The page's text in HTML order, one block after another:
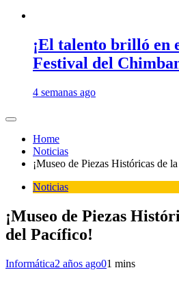
¡El talento brilló en
Festival del
4 semanas ago
Home
Noticias
¡Museo de Piezas Históricas de
Noticias
¡Museo de Piezas
del Pacífico!
Informática2 años ago01 mins